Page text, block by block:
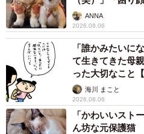
ANNA
2026.08.06
「誰かみたいに
て生きてきた母
った大切なこと【
海川 まこと
2026.08.06
「かわいいスト
ん坊な元保護猫